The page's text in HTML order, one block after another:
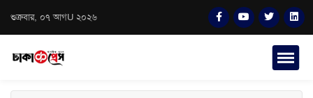
শুক্রবার, ০৭ আগU ২০২৬